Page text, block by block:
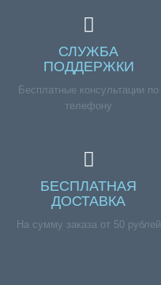
СЛУЖБА
ПОДДЕРЖКИ
Бесплатные консультации по
телефону
БЕСПЛАТНАЯ
ДОСТАВКА
На сумму заказа от 50 рублей